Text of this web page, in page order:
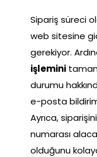
Sipariş süreci
web sitesine
gerekiyor.
işlemini
durumu
e-posta
Ayrıca,
numarası
olduğunu